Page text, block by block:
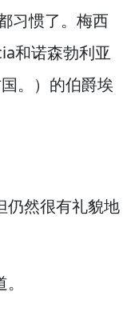
惯了。 梅西
和诺森勃利亚
。 ）的伯爵埃
仍然很有礼貌地